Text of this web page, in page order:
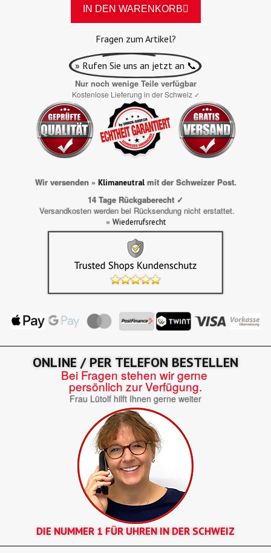
IN DEN WARENKORB
Fragen zum Artikel?
» Rufen Sie uns an jetzt an 📞
Nur noch wenige Teile verfügbar
Kostenlose Lieferung in der Schweiz ✓
Wir versenden » Klimaneutralmit der Schweizer Post.
14 Tage Rückgaberecht ✓
Versandkosten werden bei Rücksendung nicht erstattet.
» Wiederrufsrecht
ONLINE / PER TELEFON BESTELLEN
Bei Fragen stehen wir gerne
persönlich zur Verfügung.
Frau Lütolf hilft Ihnen gerne weiter
DIE NUMMER 1 FÜR UHREN IN DER SCHWEIZ